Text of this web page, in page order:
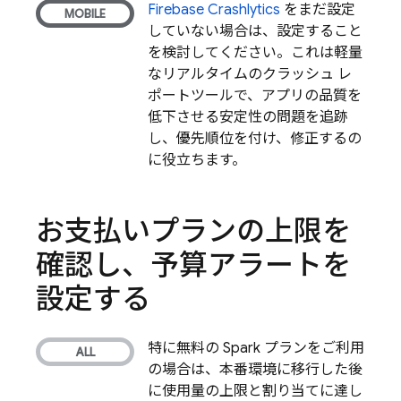
Firebase Crashlytics をまだ設定
していない場合は、設定すること
を検討してください。これは軽量
なリアルタイムのクラッシュ レ
ポートツールで、アプリの品質を
低下させる安定性の問題を追跡
し、優先順位を付け、修正するの
に役立ちます。
お支払いプランの上限を
確認し、予算アラートを
設定する
特に無料の Spark プランをご利用
の場合は、本番環境に移行した後
に使用量の上限と割り当てに達し